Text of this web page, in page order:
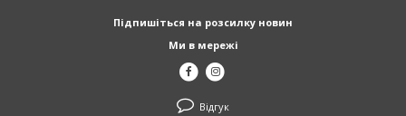
Підпишіться на розсилку новин
Ми в мережі
Відгук